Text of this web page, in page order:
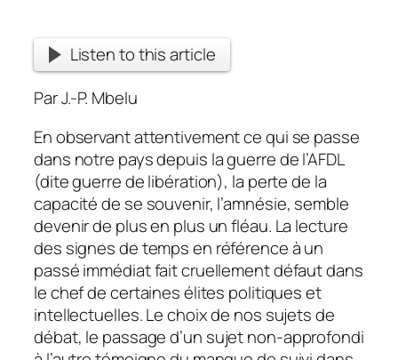
Listen to this article
Par J.-P. Mbelu
En observant attentivement ce qui se passe
dans notre pays depuis la guerre de l’AFDL
(dite guerre de libération), la perte de la
capacité de se souvenir, l’amnésie, semble
devenir de plus en plus un fléau. La lecture
des signes de temps en référence à un
passé immédiat fait cruellement défaut dans
le chef de certaines élites politiques et
intellectuelles. Le choix de nos sujets de
débat, le passage d’un sujet non-approfondi